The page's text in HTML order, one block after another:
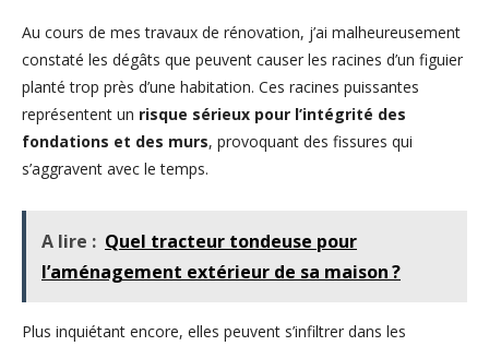
Au cours de mes travaux de rénovation, j’ai malheureusement
constaté les dégâts que peuvent causer les racines d’un figuier
planté trop près d’une habitation. Ces racines puissantes
représentent un risque sérieux pour l’intégrité des
fondations et des murs, provoquant des fissures qui
s’aggravent avec le temps.
A lire : Quel tracteur tondeuse pour
l’aménagement extérieur de sa maison ?
Plus inquiétant encore, elles peuvent s’infiltrer dans les